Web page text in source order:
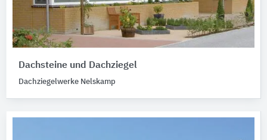
Dachsteine und Dachziegel
Dachziegelwerke Nelskamp